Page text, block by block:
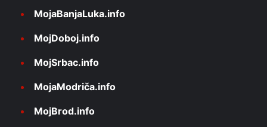
MojaBanjaLuka.info
MojDoboj.info
MojSrbac.info
MojaModriča.info
MojBrod.info